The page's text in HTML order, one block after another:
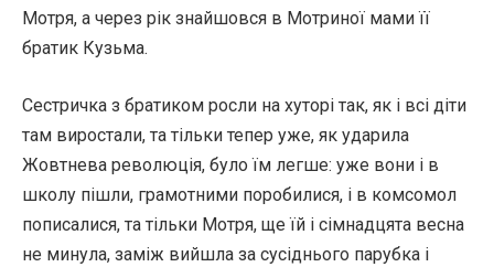
Мотря, а через рік знайшовся в Мотриної мами її
братик Кузьма.
Сестричка з братиком росли на хуторі так, як і всі діти
там виростали, та тільки тепер уже, як ударила
Жовтнева революція, було їм легше: уже вони і в
школу пішли, грамотними поробилися, і в комсомол
пописалися, та тільки Мотря, ще їй і сімнадцята весна
не минула, заміж вийшла за сусіднього парубка і